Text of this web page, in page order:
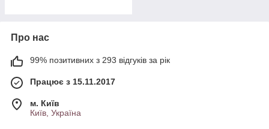
Про нас
99% позитивних з 293 відгуків за рік
Працює з 15.11.2017
м. Київ
Київ, Україна